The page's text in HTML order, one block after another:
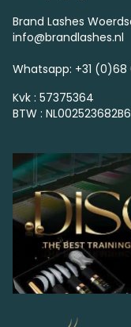
Brand Lashes
info@brandlashes.nl
Whatsapp: +31 (0)68
Kvk : 57375364
BTW :